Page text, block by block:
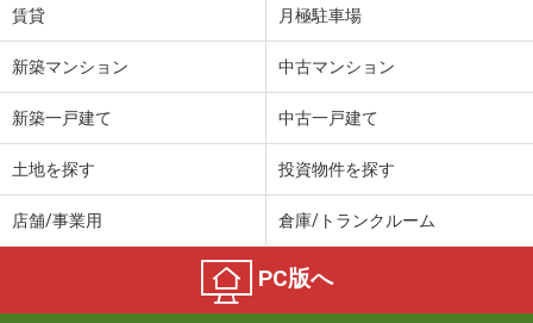
山梨県甲府市下飯田４丁目
5.80万円
6.50万円
住 所
山梨県甲府市荒川２丁目
賃貸 月極駐車場
新築マンション 中古マンション
新築一戸建て 中古一戸建て
土地を探す 投資物件を探す
店舗/事業用 倉庫/トランクルーム
PC版へ